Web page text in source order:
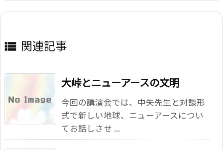
 関連記事
大峠とニューアースの文明
今回の講演会では、中矢先生と対談形
式で新しい地球、ニューアースについ
てお話しさせ ...